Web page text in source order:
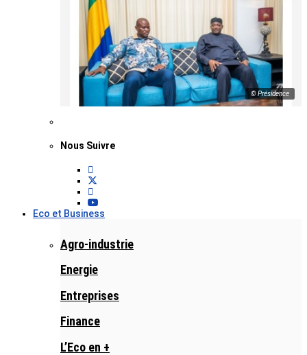
© Présidence
Nous Suivre
Eco et Business
Agro-industrie
Energie
Entreprises
Finance
L’Eco en +